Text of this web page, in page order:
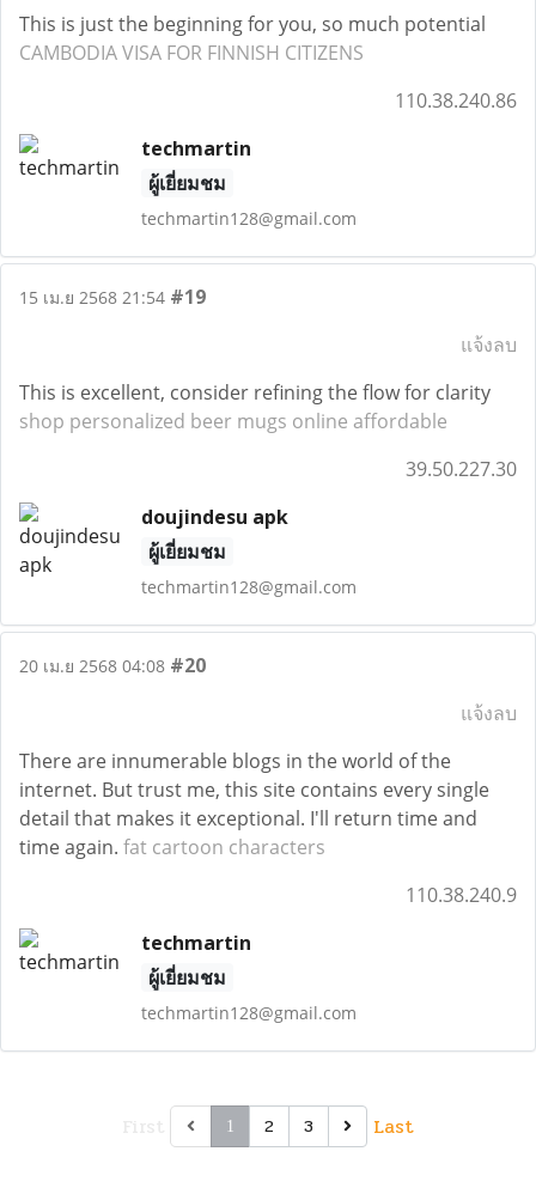
This is just the beginning for you, so much potential
CAMBODIA VISA FOR FINNISH CITIZENS
110.38.240.86
techmartin
ผู้เยี่ยมชม
techmartin128@gmail.com
15 เม.ย 2568 21:54 #19
แจ้งลบ
This is excellent, consider refining the flow for clarity
shop personalized beer mugs online affordable
39.50.227.30
doujindesu apk
ผู้เยี่ยมชม
techmartin128@gmail.com
20 เม.ย 2568 04:08 #20
แจ้งลบ
There are innumerable blogs in the world of the
internet. But trust me, this site contains every single
detail that makes it exceptional. I'll return time and
time again. fat cartoon characters
110.38.240.9
techmartin
ผู้เยี่ยมชม
techmartin128@gmail.com
1 2 3 Last